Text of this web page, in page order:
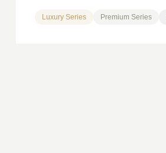
Luxury Series Premium Series